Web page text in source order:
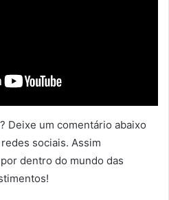
Deixe um comentário abaixo
sociais. Assim
dentro do mundo das